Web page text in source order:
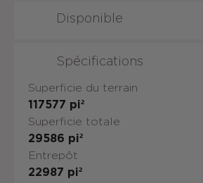
Disponible
Spécifications
Superficie du terrain
117577 pi²
Superficie totale
29586 pi²
Entrepôt
22987 pi²